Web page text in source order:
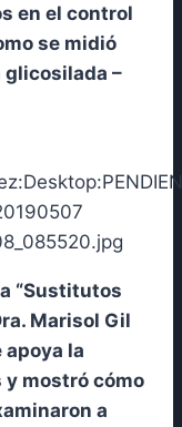
en el control
se midió
glicosilada –
“Sustitutos
Marisol Gil
apoya la
mostró cómo
a